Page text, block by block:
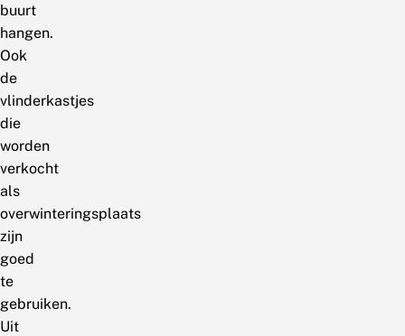
buurt
hangen.
Ook
de
vlinderkastjes
die
worden
verkocht
als
overwinteringsplaats
zijn
goed
te
gebruiken.
Uit